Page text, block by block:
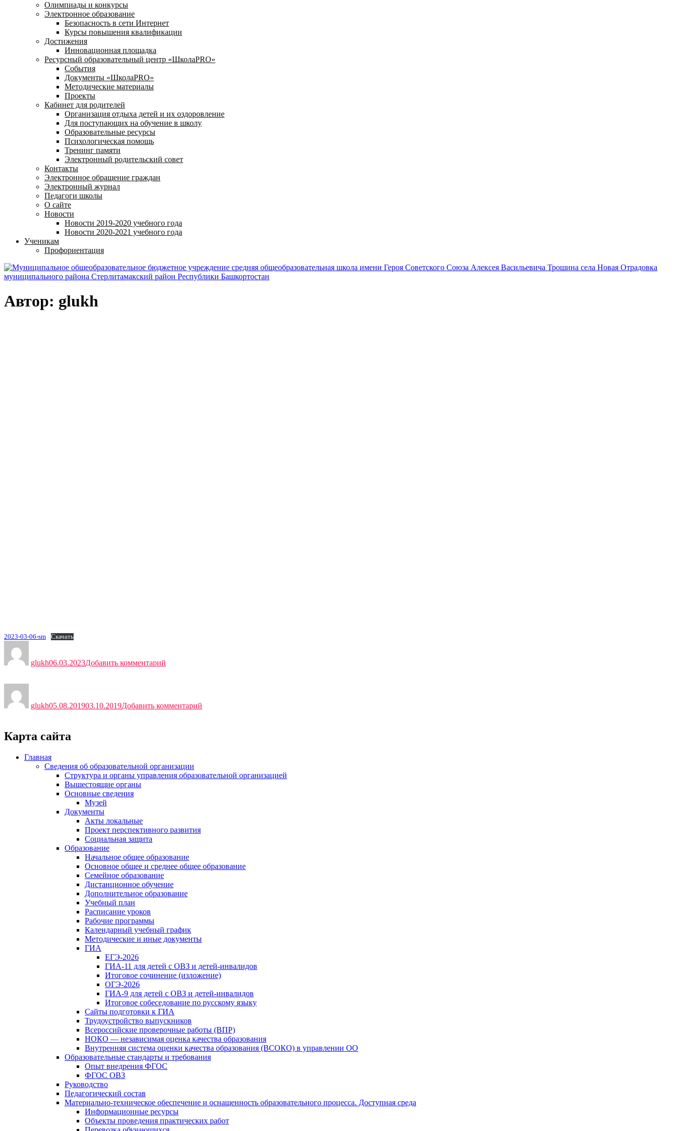
Олимпиады и конкурсы
Электронное образование
Безопасность в сети Интернет
Курсы повышения квалификации
Достижения
Инновационная площадка
Ресурсный образовательный центр «ШколаPRO»
События
Документы «ШколаPRO»
Методические материалы
Проекты
Кабинет для родителей
Организация отдыха детей и их оздоровление
Для поступающих на обучение в школу
Образовательные ресурсы
Психологическая помощь
Тренинг памяти
Электронный родительский совет
Контакты
Электронное обращение граждан
Электронный журнал
Педагоги школы
О сайте
Новости
Новости 2019-2020 учебного года
Новости 2020-2021 учебного года
Ученикам
Профориентация
Автор: glukh
2023-03-06-sm Скачать
glukh06.03.2023Добавить комментарий
glukh05.08.201903.10.2019Добавить комментарий
Карта сайта
Главная
Сведения об образовательной организации
Структура и органы управления образовательной организацией
Вышестоящие органы
Основные сведения
Музей
Документы
Акты локальные
Проект перспективного развития
Социальная защита
Образование
Начальное общее образование
Основное общее и среднее общее образование
Семейное образование
Дистанционное обучение
Дополнительное образование
Учебный план
Расписание уроков
Рабочие программы
Календарный учебный график
Методические и иные документы
ГИА
ЕГЭ-2026
ГИА-11 для детей с ОВЗ и детей-инвалидов
Итоговое сочинение (изложение)
ОГЭ-2026
ГИА-9 для детей с ОВЗ и детей-инвалидов
Итоговое собеседование по русскому языку
Сайты подготовки к ГИА
Трудоустройство выпускников
Всероссийские проверочные работы (ВПР)
НОКО — независимая оценка качества образования
Внутренняя система оценки качества образования (ВСОКО) в управлении ОО
Образовательные стандарты и требования
Опыт внедрения ФГОС
ФГОС ОВЗ
Руководство
Педагогический состав
Материально-техническое обеспечение и оснащенность образовательного процесса. Доступная среда
Информационные ресурсы
Объекты проведения практических работ